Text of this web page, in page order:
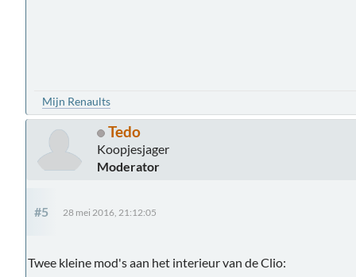
Mijn Renaults
Tedo
Koopjesjager
Moderator
#5 28 mei 2016, 21:12:05
Twee kleine mod's aan het interieur van de Clio: